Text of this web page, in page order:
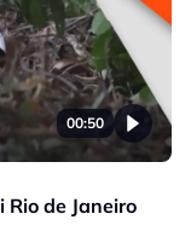
00:50
de Janeiro